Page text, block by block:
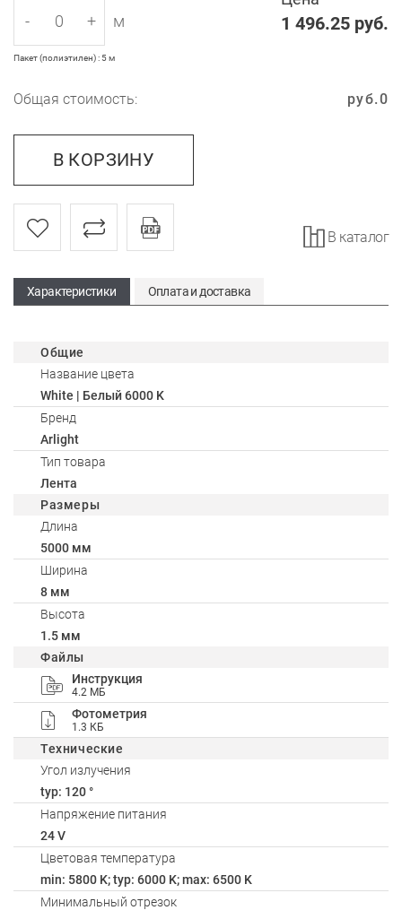
1 496.25 руб.
- + м
Пакет (полиэтилен) : 5 м
Общая стоимость: 0
руб.
В КОРЗИНУ
В каталог
Характеристики Оплата и доставка
Общие
Название цвета
White | Белый 6000 K
Бренд
Arlight
Тип товара
Лента
Размеры
Длина
5000 мм
Ширина
8 мм
Высота
1.5 мм
Файлы
Инструкция
4.2 МБ
Фотометрия
1.3 КБ
Технические
Угол излучения
typ: 120 °
Напряжение питания
24 V
Цветовая температура
min: 5800 K; typ: 6000 K; max: 6500 K
Минимальный отрезок